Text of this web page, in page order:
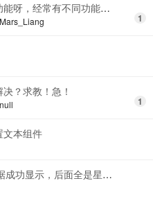
序列组件可以加一个反向的功能呀，经常有不同功能的组件需要串联到同一个组件的功能
Mars_Liang 1
？求教！急！
null 1
文本组件
想问下 excel 导出 第一行数据成功显示，后面全是星号怎么处理